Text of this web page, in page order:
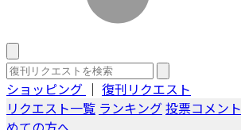
ショッピング ｜ 復刊リクエスト
リクエスト一覧 ランキング投票コメント